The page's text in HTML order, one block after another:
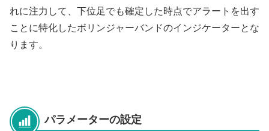
れに注力して、下位足でも確定した時点でアラートを出す
ことに特化したボリンジャーバンドのインジケーターとな
ります。
パラメーターの設定